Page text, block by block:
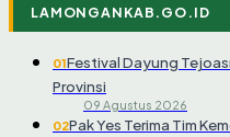
LAMONGANKAB.GO.ID
01Festival Dayung
Provinsi
09 Agustus 2026
02Pak Yes Terima Tim